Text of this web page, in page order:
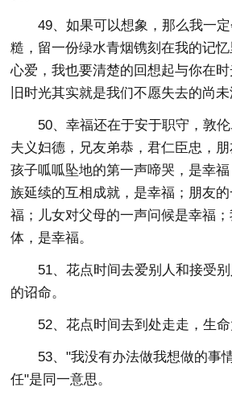
49、如果可以想象，那么我一
糙，留一份绿水青烟镌刻在我的记
心爱，我也要清楚的回想起与你在时
旧时光其实就是我们不愿失去的尚未
50、幸福还在于安于职守，敦
夫义妇德，兄友弟恭，君仁臣忠，朋
孩子呱呱坠地的第一声啼哭，是幸
族延续的互相成就，是幸福；朋友
福；儿女对父母的一声问候是幸福
体，是幸福。
51、花点时间去爱别人和接受
的诏命。
52、花点时间去到处走走，生命
53、"我没有办法做我想做的事
任"是同一意思。